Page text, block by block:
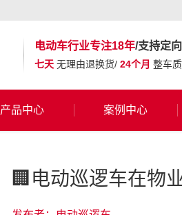
电动车行业专注18年/支持定
七天 无理由退换货/ 24个月 整车
产品中心 案例中心
🏢电动巡逻车在物